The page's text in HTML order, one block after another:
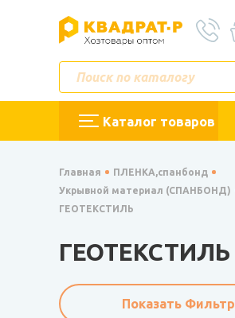
Каталог товаров
Главная
ПЛЕНКА,спанбонд
Укрывной материал (СПАНБОНД)
ГЕОТЕКСТИЛЬ
ГЕОТЕКСТИЛЬ
Показать Фильтр